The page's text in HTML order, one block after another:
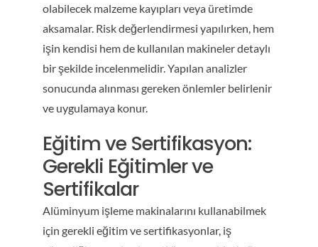
olabilecek malzeme kayıpları veya üretimde
aksamalar. Risk değerlendirmesi yapılırken, hem
işin kendisi hem de kullanılan makineler detaylı
bir şekilde incelenmelidir. Yapılan analizler
sonucunda alınması gereken önlemler belirlenir
ve uygulamaya konur.
Eğitim ve Sertifikasyon:
Gerekli Eğitimler ve
Sertifikalar
Alüminyum işleme makinalarını kullanabilmek
için gerekli eğitim ve sertifikasyonlar, iş